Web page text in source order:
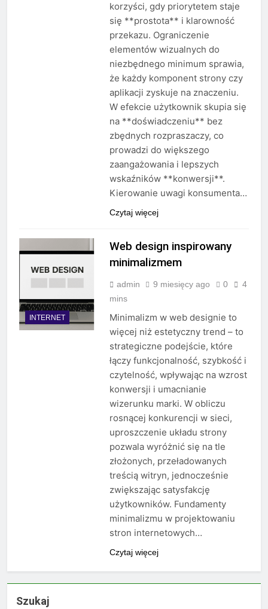
korzyści, gdy priorytetem staje
się **prostota** i klarowność
przekazu. Ograniczenie
elementów wizualnych do
niezbędnego minimum sprawia,
że każdy komponent strony czy
aplikacji zyskuje na znaczeniu.
W efekcie użytkownik skupia się
na **doświadczeniu** bez
zbędnych rozpraszaczy, co
prowadzi do większego
zaangażowania i lepszych
wskaźników **konwersji**.
Kierowanie uwagi konsumenta…
Czytaj więcej
INTERNET
Web design inspirowany
minimalizmem
admin 9 miesięcy ago 0
4
mins
Minimalizm w web designie to
więcej niż estetyczny trend – to
strategiczne podejście, które
łączy funkcjonalność, szybkość i
czytelność, wpływając na wzrost
konwersji i umacnianie
wizerunku marki. W obliczu
rosnącej konkurencji w sieci,
uproszczenie układu strony
pozwala wyróżnić się na tle
złożonych, przeładowanych
treścią witryn, jednocześnie
zwiększając satysfakcję
użytkowników. Fundamenty
minimalizmu w projektowaniu
stron internetowych…
Czytaj więcej
Szukaj